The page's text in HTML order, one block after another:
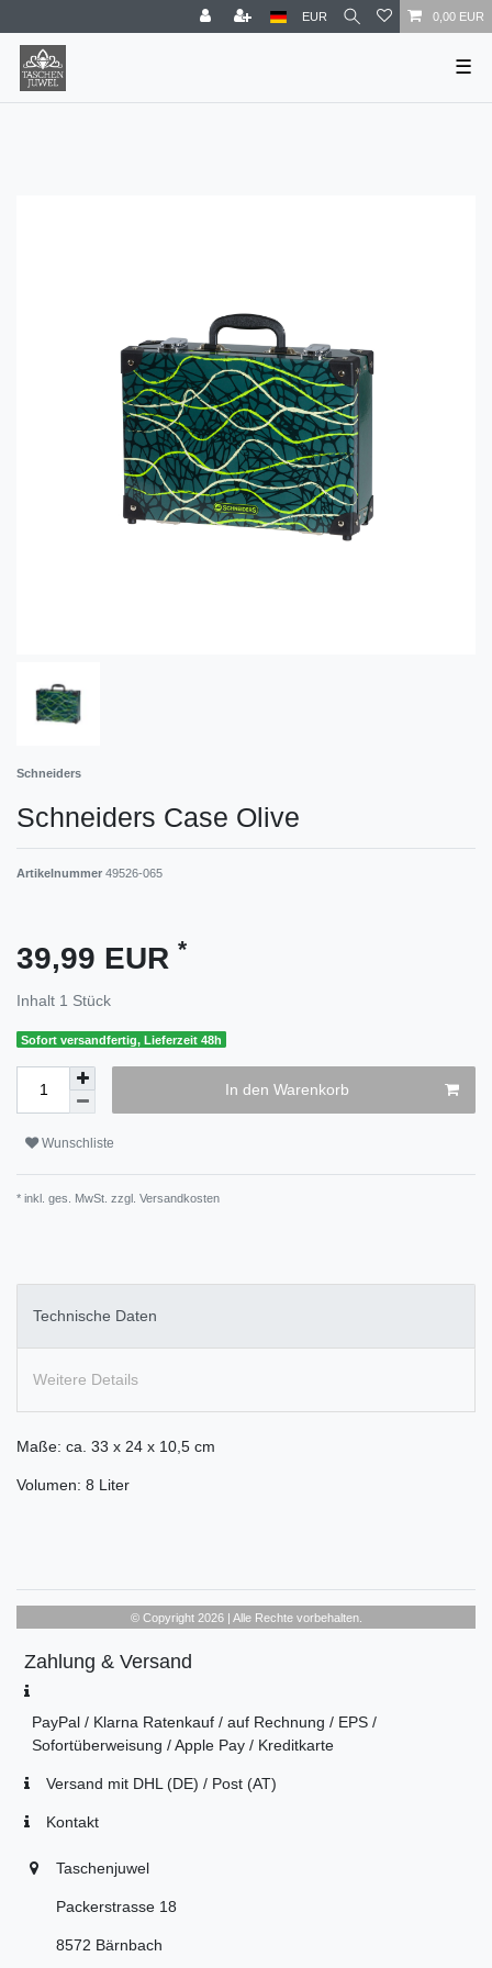
EUR 0,00 EUR
☰
Schneiders
Schneiders Case Olive
Artikelnummer 49526-065
39,99 EUR *
Inhalt 1 Stück
Sofort versandfertig, Lieferzeit 48h
In den Warenkorb
Wunschliste
* inkl. ges. MwSt. zzgl. Versandkosten
Technische Daten
Weitere Details
Maße: ca. 33 x 24 x 10,5 cm
Volumen: 8 Liter
© Copyright 2026 | Alle Rechte vorbehalten.
Zahlung & Versand
PayPal / Klarna Ratenkauf / auf Rechnung / EPS /
Sofortüberweisung / Apple Pay / Kreditkarte
Versand mit DHL (DE) / Post (AT)
Kontakt
Taschenjuwel
Packerstrasse 18
8572 Bärnbach